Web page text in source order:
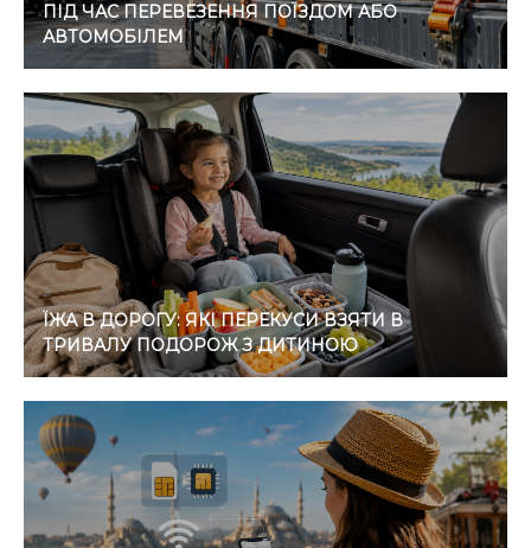
ПІД ЧАС ПЕРЕВЕЗЕННЯ ПОЇЗДОМ АБО
АВТОМОБІЛЕМ
ЇЖА В ДОРОГУ: ЯКІ ПЕРЕКУСИ ВЗЯТИ В
ТРИВАЛУ ПОДОРОЖ З ДИТИНОЮ